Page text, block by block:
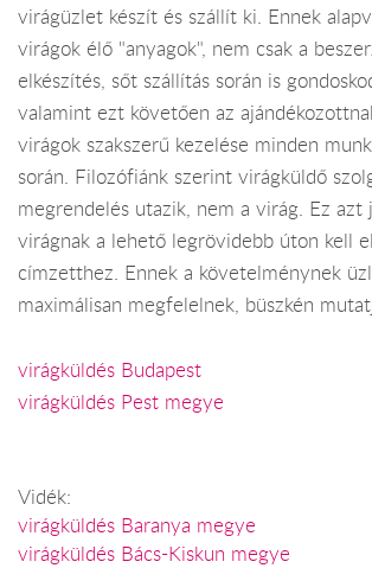
virágüzlet készít és szállít ki. Ennek
virágok élő "anyagok", nem csak a
elkészítés, sőt szállítás során is
valamint ezt követően az
virágok szakszerű kezelése minden
során. Filozófiánk szerint virágküldő
megrendelés utazik, nem a virág. Ez azt
virágnak a lehető legrövidebb úton kell
címzetthez. Ennek a követelménynek
maximálisan megfelelnek, büszkén
virágküldés Budapest
virágküldés Pest megye
Vidék:
virágküldés Baranya megye
virágküldés Bács-Kiskun megye